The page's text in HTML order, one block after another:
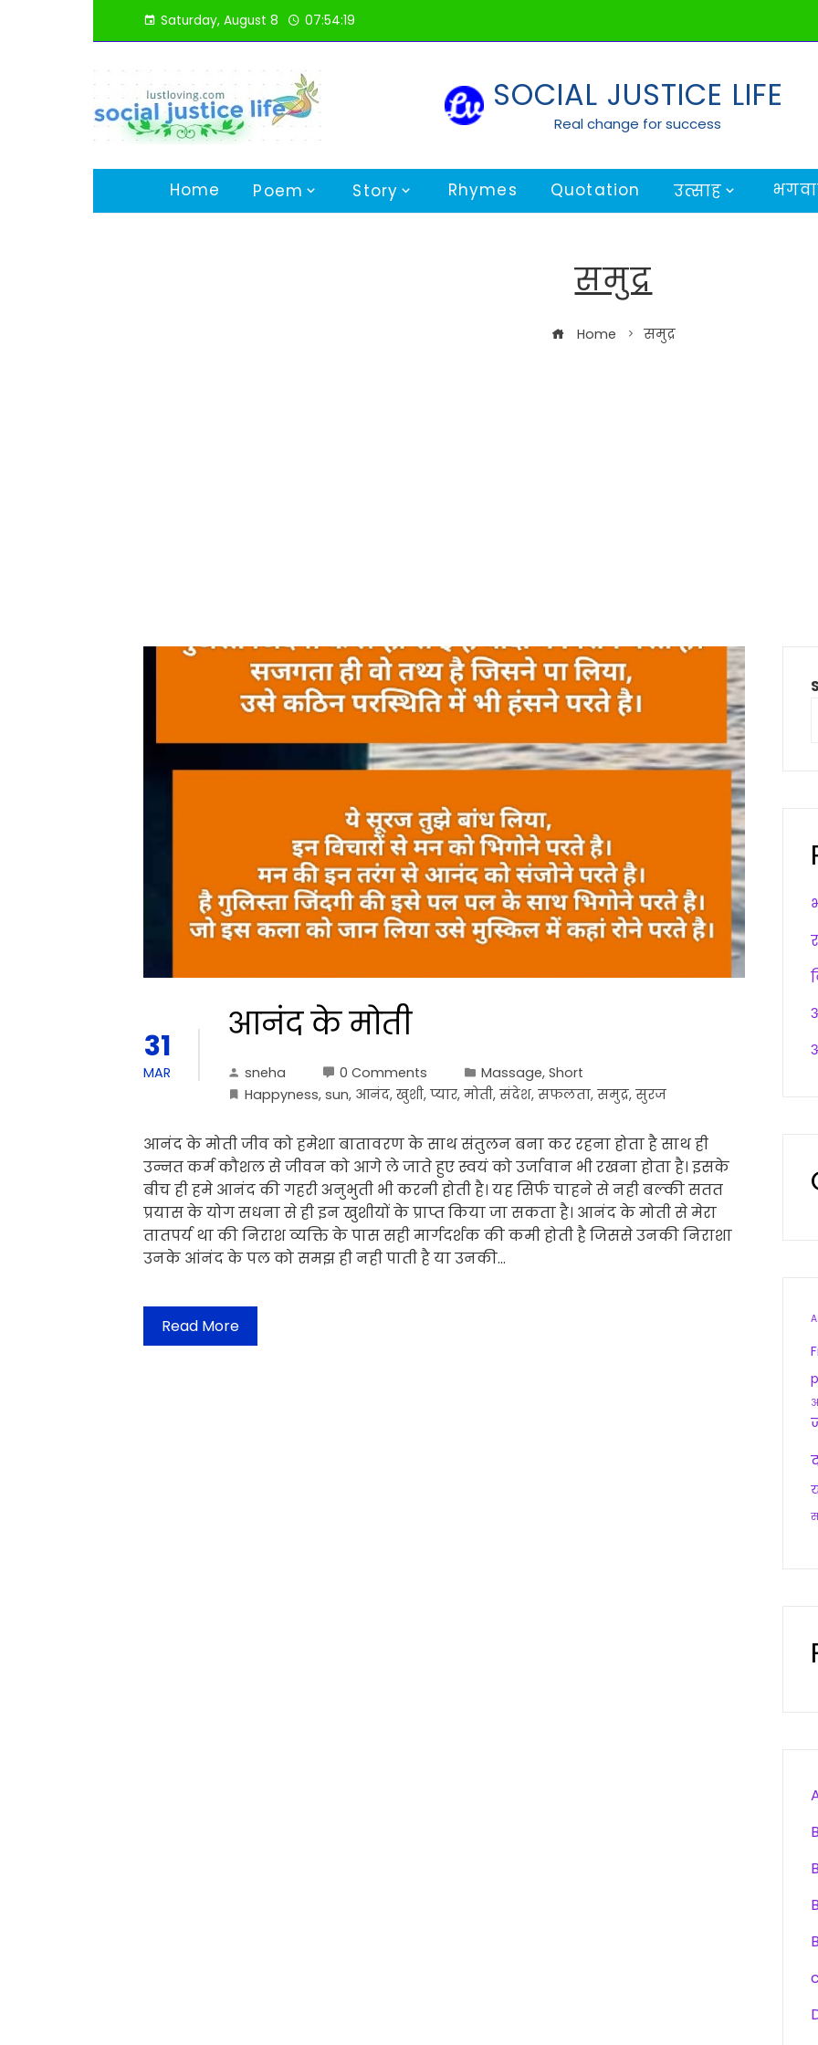
Saturday, August 8 07:54:20
SOCIAL JUSTICE LIFE
Real change for success
Home Poem Story Rhymes Quotation उत्साह
समुद्र
Home समुद्र
31
MAR
आनंद के मोती
sneha 0 Comments Massage, Short
Happyness, sun, आनंद, खुशी, प्यार, मोती, संदेश, सफलता, समुद्र, सुरज
आनंद के मोती जीव को हमेशा बातावरण के साथ संतुलन बना कर रहना होता है साथ ही
उन्नत कर्म कौशल से जीवन को आगे ले जाते हुए स्वयं को उर्जावान भी रखना होता है। इसके
बीच ही हमे आनंद की गहरी अनुभुती भी करनी होती है। यह सिर्फ चाहने से नही बल्की सतत
प्रयास के योग सधना से ही इन खुशीयों के प्राप्त किया जा सकता है। आनंद के मोती से मेरा
तातपर्य था की निराश व्यक्ति के पास सही मार्गदर्शक की कमी होती है जिससे उनकी निराशा
उनके आंनंद के पल को समझ ही नही पाती है या उनकी…
Read More